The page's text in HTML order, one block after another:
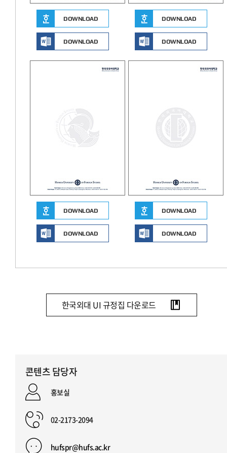
DOWNLOAD
DOWNLOAD
DOWNLOAD
DOWNLOAD
DOWNLOAD
DOWNLOAD
DOWNLOAD
DOWNLOAD
한국외대 UI 규정집 다운로드
콘텐츠 담당자
홍보실
02-2173-2094
hufspr@hufs.ac.kr